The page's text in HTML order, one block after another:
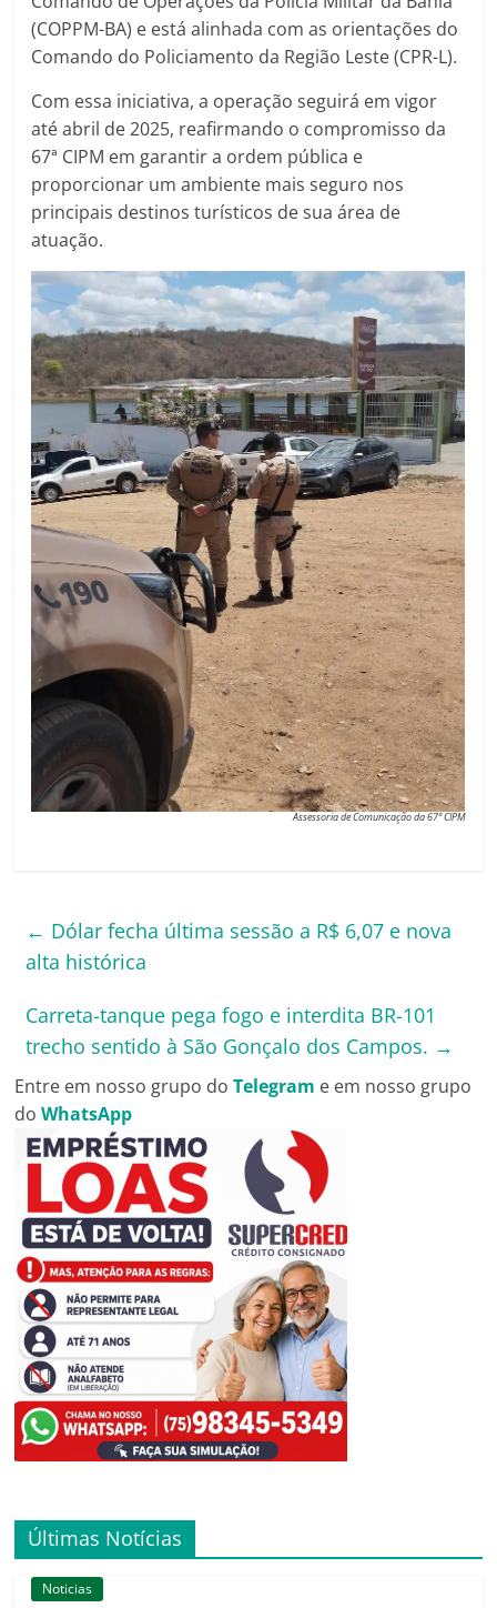
(COPPM-BA) e está alinhada com as orientações do
Comando do Policiamento da Região Leste (CPR-L).
Com essa iniciativa, a operação seguirá em vigor
até abril de 2025, reafirmando o compromisso da
67ª CIPM em garantir a ordem pública e
proporcionar um ambiente mais seguro nos
principais destinos turísticos de sua área de
atuação.
Assessoria de Comunicação da 67ª CIPM
← Dólar fecha última sessão a R$ 6,07 e nova
alta histórica
Carreta-tanque pega fogo e interdita BR-101
trecho sentido à São Gonçalo dos Campos. →
Entre em nosso grupo doTelegram e em nosso grupo
doWhatsApp
Últimas Notícias
Noticias